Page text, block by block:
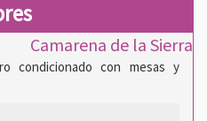
Camarena de la Sierra
condicionado con mesas y